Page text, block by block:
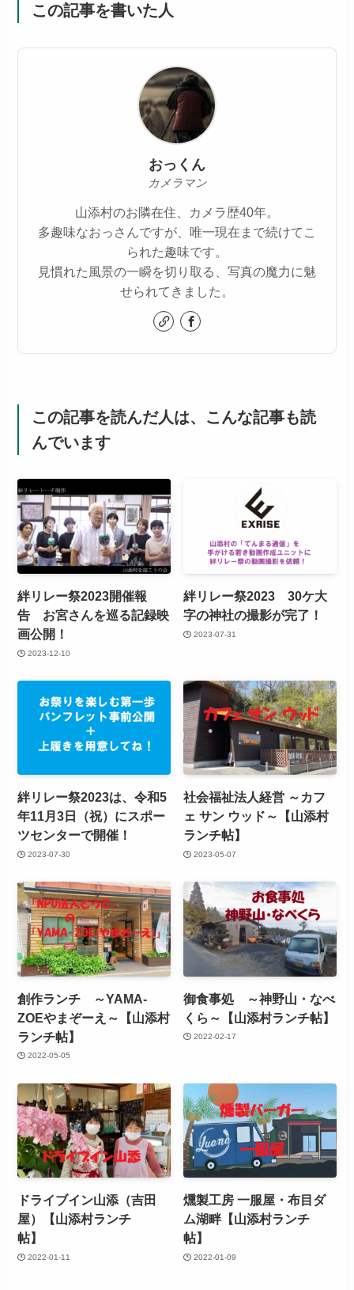
この記事を書いた人
おっくん
カメラマン
山添村のお隣在住、カメラ歴40年。
多趣味なおっさんですが、唯一現在まで続けてこ
られた趣味です。
見慣れた風景の一瞬を切り取る、写真の魔力に魅
せられてきました。
この記事を読んだ人は、こんな記事も読
んでいます
絆リレー祭2023開催報
告 お宮さんを巡る記録映
画公開！
2023-12-10
絆リレー祭2023 30ケ大
字の神社の撮影が完了！
2023-07-31
絆リレー祭2023は、令和5
年11月3日（祝）にスポー
ツセンターで開催！
2023-07-30
社会福祉法人経営 ～カフ
ェ サン ウッド～【山添村
ランチ帖】
2023-05-07
創作ランチ ～YAMA-
ZOEやまぞーえ～【山添村
ランチ帖】
2022-05-05
御食事処 ～神野山・なべ
くら～【山添村ランチ帖】
2022-02-17
ドライブイン山添（吉田
屋）【山添村ランチ
帖】
2022-01-11
燻製工房 一服屋・布目ダ
ム湖畔【山添村ランチ
帖】
2022-01-09